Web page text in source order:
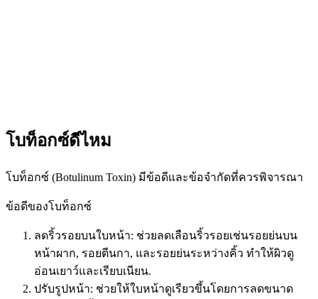
โบท็อกซ์ดีไหม
โบท็อกซ์ (Botulinum Toxin) มีข้อดีและข้อจำกัดที่ควรพิจารณา
ข้อดีของโบท็อกซ์
ลดริ้วรอยบนใบหน้า: ช่วยลดเลือนริ้วรอยเช่นรอยย่นบน
หน้าผาก, รอยตีนกา, และรอยย่นระหว่างคิ้ว ทำให้ผิวดู
อ่อนเยาว์และเรียบเนียน.
ปรับรูปหน้า: ช่วยให้ใบหน้าดูเรียวขึ้นโดยการลดขนาด